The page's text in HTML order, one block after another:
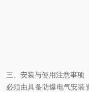
三、安装与使用注意事项
必须由具备防爆电气安装